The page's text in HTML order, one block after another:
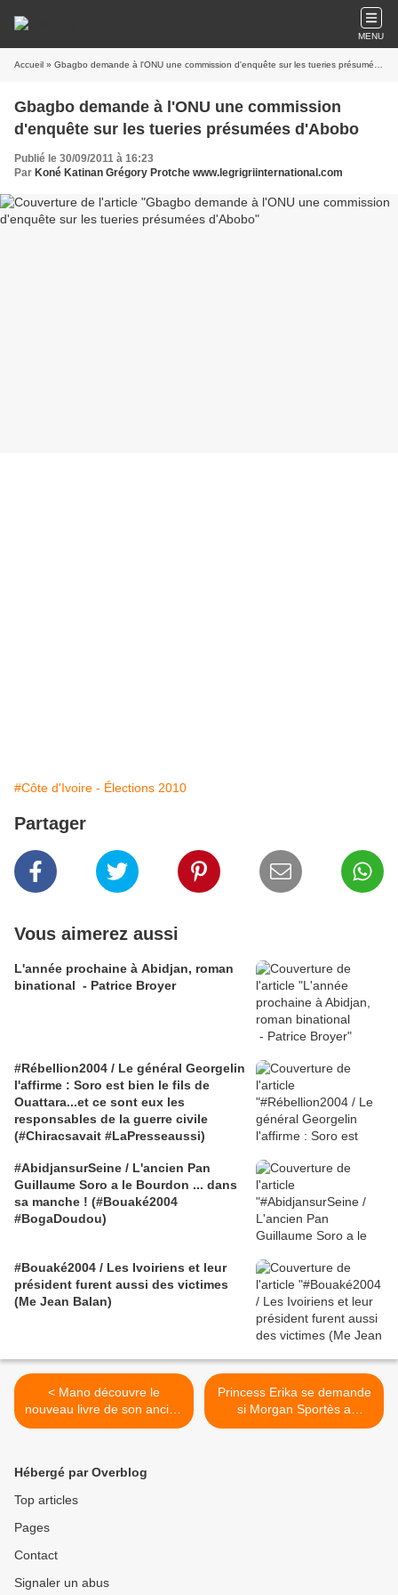
MENU
Accueil » Gbagbo demande à l'ONU une commission d'enquête sur les tueries présumées d'Abobo
Gbagbo demande à l'ONU une commission
d'enquête sur les tueries présumées d'Abobo
Publié le 30/09/2011 à 16:23
Par Koné Katinan Grégory Protche www.legrigriinternational.com
#Côte d'Ivoire - Élections 2010
Partager
Vous aimerez aussi
L'année prochaine à Abidjan, roman
binational - Patrice Broyer
#Rébellion2004 / Le général Georgelin
l'affirme : Soro est bien le fils de
Ouattara...et ce sont eux les
responsables de la guerre civile
(#Chiracsavait #LaPresseaussi)
#AbidjansurSeine / L'ancien Pan
Guillaume Soro a le Bourdon ... dans
sa manche ! (#Bouaké2004
#BogaDoudou)
#Bouaké2004 / Les Ivoiriens et leur
président furent aussi des victimes
(Me Jean Balan)
< Mano découvre le
nouveau livre de son ancien
patron Olivier Cachin : Soul
Princess Erika se demande
si Morgan Sportès a
rencontré Youssouf Fofana,
Hébergé par Overblog
Top articles
Pages
Contact
Signaler un abus